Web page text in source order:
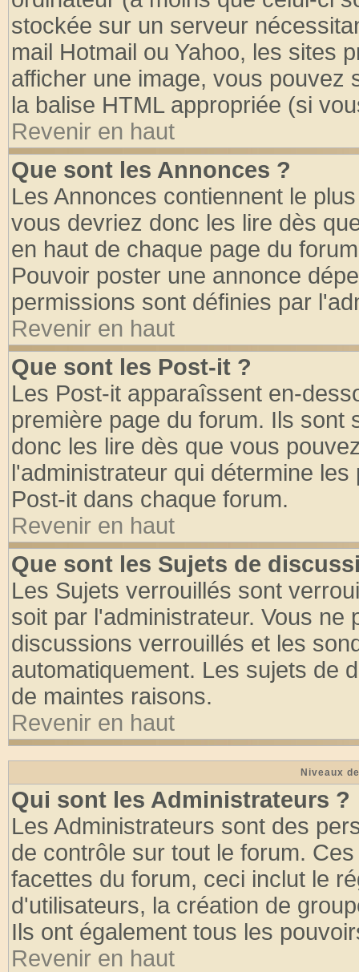
stockée sur un serveur
mail Hotmail ou Yahoo, les sites
afficher une image, vous pouvez
la balise HTML appropriée (si
Revenir en haut
Que sont les Annonces ?
Les Annonces contiennent le
vous devriez donc les lire dès
en haut de chaque page du
Pouvoir poster une annonce
permissions sont définies par
Revenir en haut
Que sont les Post-it ?
Les Post-it apparaîssent en-
première page du forum. Ils
donc les lire dès que vous
l'administrateur qui détermine
Post-it dans chaque forum.
Revenir en haut
Que sont les Sujets de
Les Sujets verrouillés sont
soit par l'administrateur. Vous
discussions verrouillés et les
automatiquement. Les sujets de
de maintes raisons.
Revenir en haut
Niveaux
Qui sont les Administrateurs ?
Les Administrateurs sont des
de contrôle sur tout le forum.
facettes du forum, ceci inclut le
d'utilisateurs, la création de
Ils ont également tous les
Revenir en haut